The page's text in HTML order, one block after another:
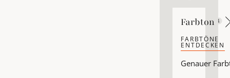
Farbton
Farbton
Farbtöne
FARBTÖNE
ENTDECKEN
Genauer